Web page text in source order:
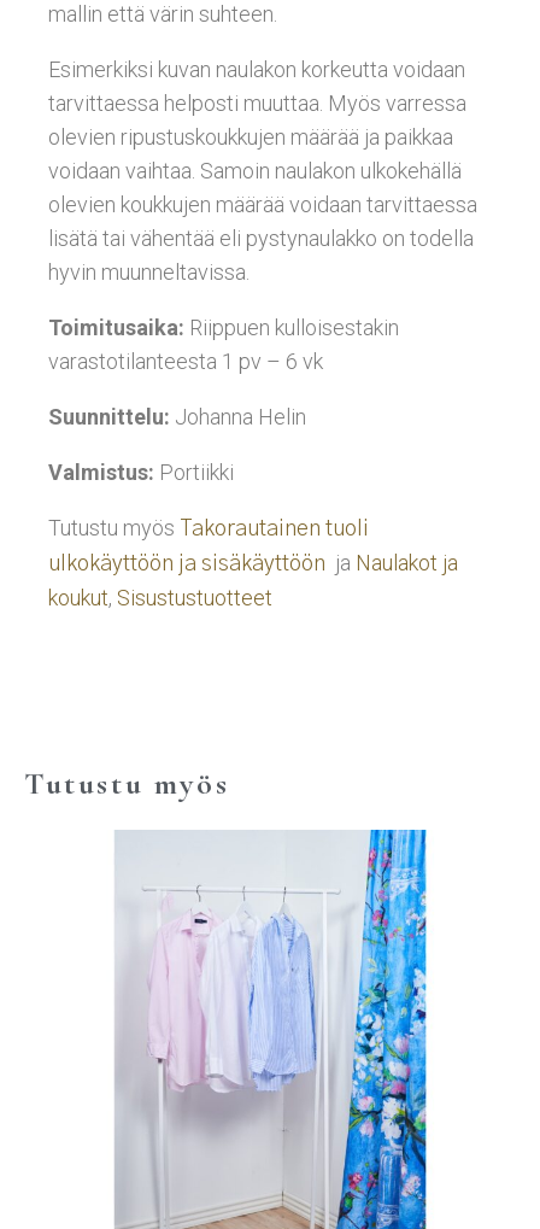
mallin että värin suhteen.
Esimerkiksi kuvan naulakon korkeutta voidaan
tarvittaessa helposti muuttaa. Myös varressa
olevien ripustuskoukkujen määrää ja paikkaa
voidaan vaihtaa. Samoin naulakon ulkokehällä
olevien koukkujen määrää voidaan tarvittaessa
lisätä tai vähentää eli pystynaulakko on todella
hyvin muunneltavissa.
Toimitusaika: Riippuen kulloisestakin
varastotilanteesta 1 pv – 6 vk
Suunnittelu: Johanna Helin
Valmistus: Portiikki
Tutustu myös
Takorautainen tuoli
ulkokäyttöön ja sisäkäyttöön
ja Naulakot ja
koukut, Sisustustuotteet
Tutustu myös